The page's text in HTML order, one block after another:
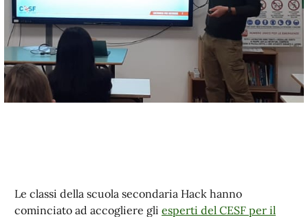
Le classi della scuola secondaria Hack hanno
cominciato ad accogliere gli esperti del CESF per il